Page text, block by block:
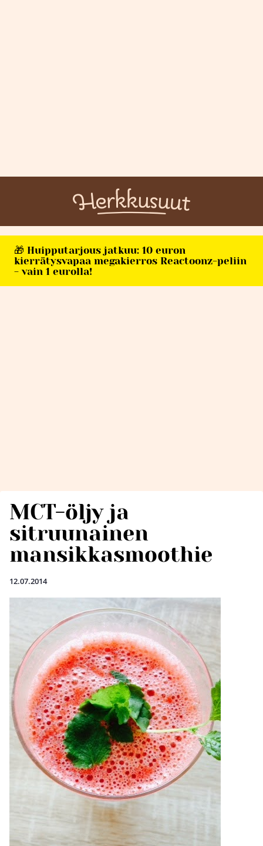
🎁 Huipputarjous jatkuu: 10 euron
kierrätysvapaa megakierros Reactoonz-peliin
- vain 1 eurolla!
MCT-öljy ja
sitruunainen
mansikkasmoothie
12.07.2014